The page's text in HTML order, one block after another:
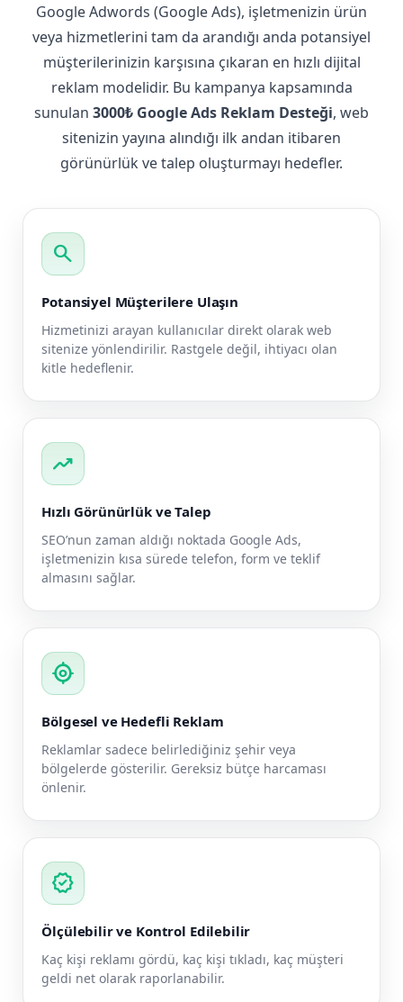
Google Adwords (Google Ads), işletmenizin ürün
veya hizmetlerini tam da arandığı anda potansiyel
müşterilerinizin karşısına çıkaran en hızlı dijital
reklam modelidir. Bu kampanya kapsamında
sunulan 3000₺ Google Ads Reklam Desteği, web
sitenizin yayına alındığı ilk andan itibaren
görünürlük ve talep oluşturmayı hedefler.
search
Potansiyel Müşterilere Ulaşın
Hizmetinizi arayan kullanıcılar direkt olarak web
sitenize yönlendirilir. Rastgele değil, ihtiyacı olan
kitle hedeflenir.
trending_up
Hızlı Görünürlük ve Talep
SEO’nun zaman aldığı noktada Google Ads,
işletmenizin kısa sürede telefon, form ve teklif
almasını sağlar.
my_location
Bölgesel ve Hedefli Reklam
Reklamlar sadece belirlediğiniz şehir veya
bölgelerde gösterilir. Gereksiz bütçe harcaması
önlenir.
verified
Ölçülebilir ve Kontrol Edilebilir
Kaç kişi reklamı gördü, kaç kişi tıkladı, kaç müşteri
geldi net olarak raporlanabilir.